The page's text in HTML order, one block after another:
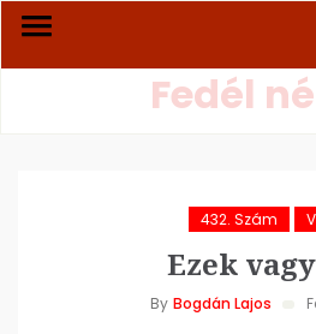
Fedél
432. Szám
Ezek
By Bogdán Lajos